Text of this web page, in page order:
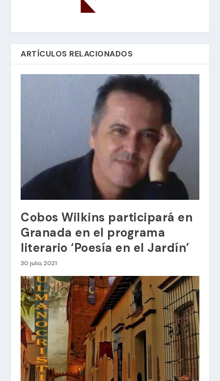
ARTÍCULOS RELACIONADOS
Cobos Wilkins participará en
Granada en el programa
literario ‘Poesía en el Jardín’
30 julio, 2021